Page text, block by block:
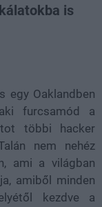
is
egy Oaklandben
furcsamód a
többi hacker
nem nehéz
ami a világban
amiből minden
kezdve a